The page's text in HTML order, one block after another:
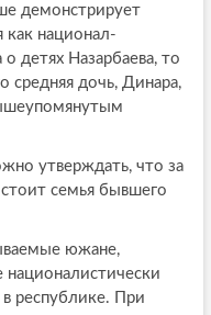
демонстрирует
как национал-
детях Назарбаева, то
средняя дочь, Динара,
утверждать, что за
семья бывшего
южане,
республике. При